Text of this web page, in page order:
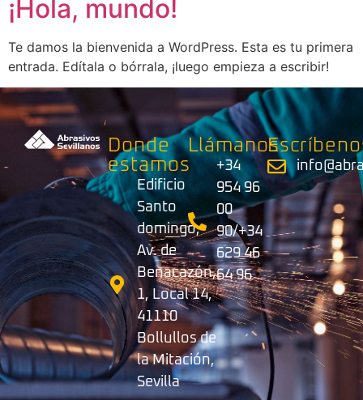
¡Hola, mundo!
Te damos la bienvenida a WordPress. Esta es tu primera
entrada. Edítala o bórrala, ¡luego empieza a escribir!
Donde
estamos
Edificio
Santo
domingo,
Av. de
Benacazón,
1, Local 14,
41110
Bollullos de
la Mitación,
Sevilla
Llámanos
+34
954 96
00
90/+34
629 46
64 96